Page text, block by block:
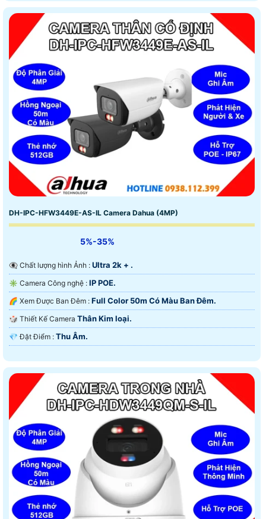
DH-IPC-HFW3449E-AS-IL Camera Dahua (4MP)
5%-35%
👁️‍🗨 Chất lượng hình Ảnh : Ultra 2k + .
✳️ Camera Công nghệ : IP POE.
🌈 Xem Được Ban Đêm : Full Color 50m Có Màu Ban Ðêm.
🎲 Thiết Kế Camera Thân Kim loại.
️💎 Đặt Điểm : Thu Âm.